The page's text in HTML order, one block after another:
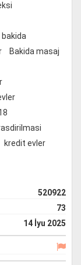
Bakida masaj
kredit evler
520922
73
14 İyu 2025